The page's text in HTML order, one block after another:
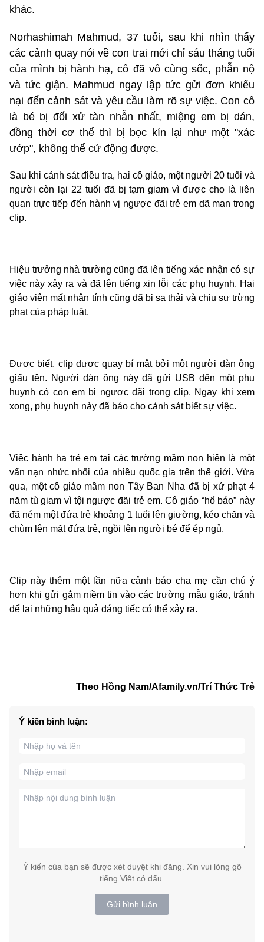
khác.
Norhashimah Mahmud, 37 tuổi, sau khi nhìn thấy
các cảnh quay nói về con trai mới chỉ sáu tháng tuổi
của mình bị hành hạ, cô đã vô cùng sốc, phẫn nộ
và tức giận. Mahmud ngay lập tức gửi đơn khiếu
nại đến cảnh sát và yêu cầu làm rõ sự việc. Con cô
là bé bị đối xử tàn nhẫn nhất, miệng em bị dán,
đồng thời cơ thể thì bị bọc kín lại như một "xác
ướp", không thể cử động được.
Sau khi cảnh sát điều tra, hai cô giáo, một người 20 tuổi và
người còn lại 22 tuổi đã bị tạm giam vì được cho là liên
quan trực tiếp đến hành vị ngược đãi trẻ em dã man trong
clip.
Hiệu trưởng nhà trường cũng đã lên tiếng xác nhận có sự
việc này xảy ra và đã lên tiếng xin lỗi các phụ huynh. Hai
giáo viên mất nhân tính cũng đã bị sa thải và chịu sự trừng
phạt của pháp luật.
Được biết, clip được quay bí mật bởi một người đàn ông
giấu tên. Người đàn ông này đã gửi USB đến một phụ
huynh có con em bị ngược đãi trong clip. Ngay khi xem
xong, phụ huynh này đã báo cho cảnh sát biết sự việc.
Việc hành hạ trẻ em tại các trường mầm non hiện là một
vấn nạn nhức nhối của nhiều quốc gia trên thế giới. Vừa
qua, một cô giáo mầm non Tây Ban Nha đã bị xử phạt 4
năm tù giam vì tội ngược đãi trẻ em. Cô giáo “hổ báo” này
đã ném một đứa trẻ khoảng 1 tuổi lên giường, kéo chăn và
chùm lên mặt đứa trẻ, ngồi lên người bé để ép ngủ.
Clip này thêm một lần nữa cảnh báo cha mẹ cần chú ý
hơn khi gửi gắm niềm tin vào các trường mẫu giáo, tránh
để lại những hậu quả đáng tiếc có thể xảy ra.
Theo Hồng Nam/Afamily.vn/Trí Thức Trẻ
Ý kiến bình luận:
Ý kiến của bạn sẽ được xét duyệt khi đăng. Xin vui lòng gõ
tiếng Việt có dấu.
Gửi bình luận